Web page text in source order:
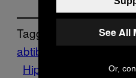
Tagged:
abtibild
Adidas brand
Hipster
imbracaminte
See All
Or,